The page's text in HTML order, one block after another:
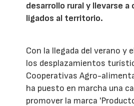
desarrollo rural y llevarse a
ligados al territorio.
Con la llegada del verano y
los desplazamientos
Cooperativas Agro-
ha puesto en marcha una
promover la marca